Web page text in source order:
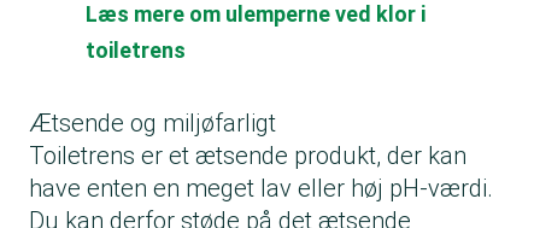
Læs mere om ulemperne ved klor i
toiletrens
Ætsende og miljøfarligt
Toiletrens er et ætsende produkt, der kan
have enten en meget lav eller høj pH-værdi.
Du kan derfor støde på det ætsende